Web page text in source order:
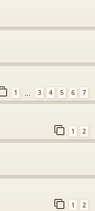
1 … 3 4 5 6 7
1 2
1 2